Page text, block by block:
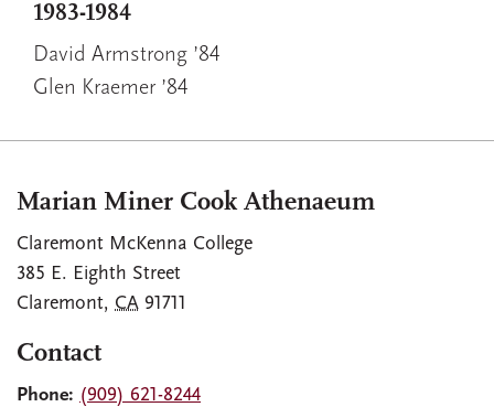
1983-1984
David Armstrong ’84
Glen Kraemer ’84
Marian Miner Cook Athenaeum
Claremont McKenna College
385 E. Eighth Street
Claremont, CA 91711
Contact
Phone: (909) 621-8244